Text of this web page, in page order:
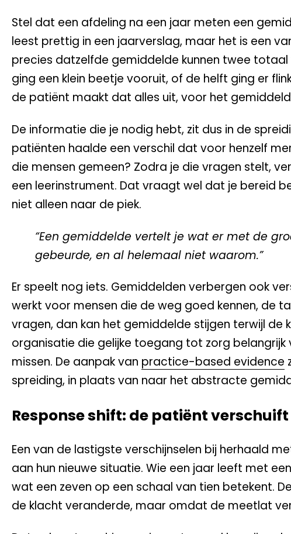
Stel dat een afdeling na een jaar meten een
leest prettig in een jaarverslag, maar het is een
precies datzelfde gemiddelde kunnen twee totaal
ging een klein beetje vooruit, of de helft ging er
de patiënt maakt dat alles uit, voor het
De informatie die je nodig hebt, zit dus in de
patiënten haalde een verschil dat voor henzelf
die mensen gemeen? Zodra je die vragen stelt,
een leerinstrument. Dat vraagt wel dat je bereid
niet alleen naar de piek.
“Een gemiddelde vertelt je wat er met de
gebeurde, en al helemaal niet waarom.”
Er speelt nog iets. Gemiddelden verbergen ook
werkt voor mensen die de weg goed kennen, de
vragen, dan kan het gemiddelde stijgen terwijl
organisatie die gelijke toegang tot zorg
missen. De aanpak van practice-based evidence
spreiding, in plaats van naar het abstracte
Response shift: de patiënt
Een van de lastigste verschijnselen bij herhaald
aan hun nieuwe situatie. Wie een jaar leeft met
wat een zeven op een schaal van tien betekent.
de klacht veranderde, maar omdat de meetlat